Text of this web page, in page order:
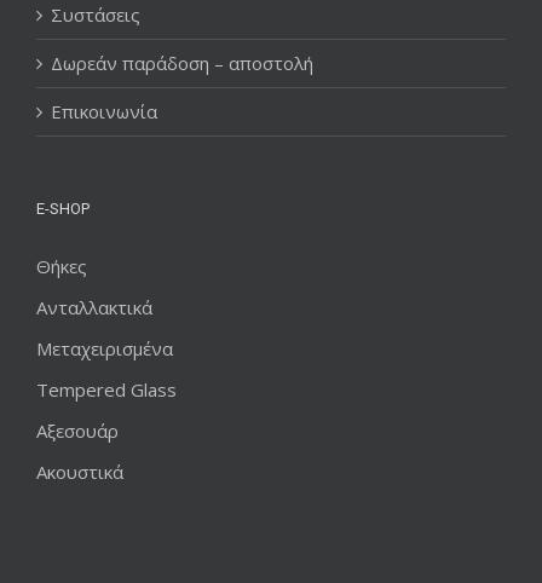
Συστάσεις
Δωρεάν παράδοση – αποστολή
Επικοινωνία
E-SHOP
Θήκες
Ανταλλακτικά
Μεταχειρισμένα
Tempered Glass
Αξεσουάρ
Ακουστικά